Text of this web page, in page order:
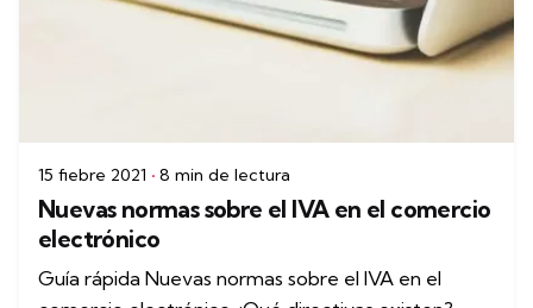
15 fiebre 2021 8 min de lectura
Nuevas normas sobre el IVA en el comercio
electrónico
Guía rápida Nuevas normas sobre el IVA en el